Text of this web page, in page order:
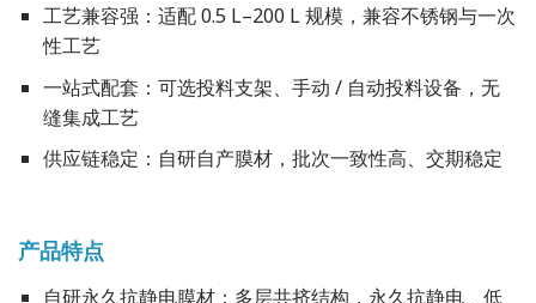
工艺兼容强：适配 0.5 L–200 L 规模，兼容不锈钢与一次
性工艺
一站式配套：可选投料支架、手动 / 自动投料设备，无
缝集成工艺
供应链稳定：自研自产膜材，批次一致性高、交期稳定
产品特点
自研永久抗静电膜材：多层共挤结构，永久抗静电、低